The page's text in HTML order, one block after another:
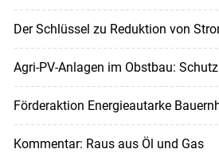
Der Schlüssel zu Reduktion von
Agri-PV-Anlagen im Obstbau:
Förderaktion Energieautarke
Kommentar: Raus aus Öl und Gas